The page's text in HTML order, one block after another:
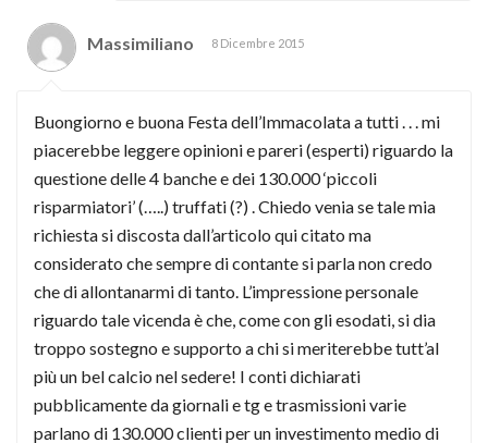
Massimiliano 8 Dicembre 2015
Buongiorno e buona Festa dell’Immacolata a tutti . . . mi
piacerebbe leggere opinioni e pareri (esperti) riguardo la
questione delle 4 banche e dei 130.000 ‘piccoli
risparmiatori’ (…..) truffati (?) . Chiedo venia se tale mia
richiesta si discosta dall’articolo qui citato ma
considerato che sempre di contante si parla non credo
che di allontanarmi di tanto. L’impressione personale
riguardo tale vicenda è che, come con gli esodati, si dia
troppo sostegno e supporto a chi si meriterebbe tutt’al
più un bel calcio nel sedere! I conti dichiarati
pubblicamente da giornali e tg e trasmissioni varie
parlano di 130.000 clienti per un investimento medio di